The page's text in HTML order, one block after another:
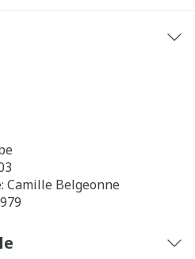
Camille Belgeonne